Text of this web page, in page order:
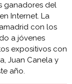
ganadores del
Internet. La
con los
a jóvenes
expositivos con
Juan Canela y
año.